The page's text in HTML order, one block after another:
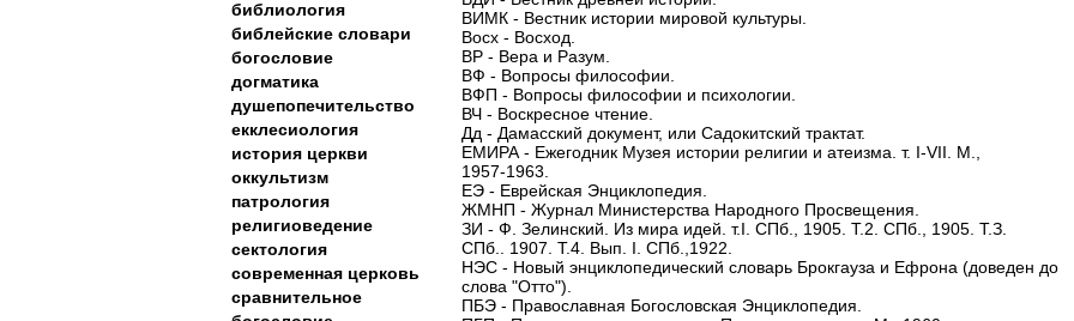
библиология
библейские словари
богословие
догматика
душепопечительство
екклесиология
история церкви
оккультизм
патрология
религиоведение
сектология
современная церковь
сравнительное
ВИМК - Вестник истории мировой культуры.
Восх - Восход.
ВР - Вера и Разум.
ВФ - Вопросы философии.
ВФП - Вопросы философии и психологии.
ВЧ - Воскресное чтение.
Дд - Дамасский документ, или Садокитский трактат.
ЕМИРА - Ежегодник Музея истории религии и атеизма. т. I-VII. M.,
1957-1963.
ЕЭ - Еврейская Энциклопедия.
ЖМНП - Журнал Министерства Народного Просвещения.
ЗИ - Ф. Зелинский. Из мира идей. т.I. СПб., 1905. Т.2. СПб., 1905. Т.З.
СПб.. 1907. Т.4. Вып. I. СПб.,1922.
НЭС - Новый энциклопедический словарь Брокгауза и Ефрона (доведен до
слова "Отто").
ПБЭ - Православная Богословская Энциклопедия.